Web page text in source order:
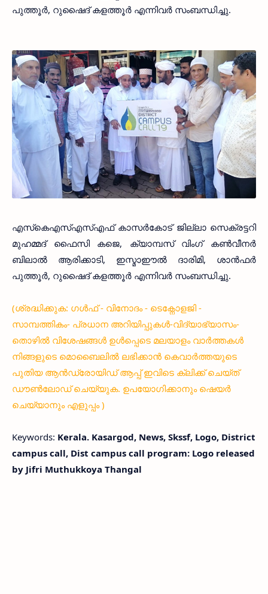
പുത്തൂര്‍, റുഷൈദ് കളത്തൂര്‍ എന്നിവര്‍ സംബന്ധിച്ചു.
എസ്‌കെഎസ്എസ്എഫ് കാസര്‍കോട് ജില്ലാ സെക്രട്ടറി
മുഹമ്മദ് ഫൈസി കജെ, ക്യാമ്പസ് വിംഗ് കണ്‍വീനര്‍
ബിലാല്‍ ആരിക്കാടി, ഇസ്മാഈല്‍ ദാരിമി, ശാന്‍ഫര്‍
പുത്തൂര്‍, റുഷൈദ് കളത്തൂര്‍ എന്നിവര്‍ സംബന്ധിച്ചു.
(ശ്രദ്ധിക്കുക: ഗൾഫ് - വിനോദം - ടെക്നോളജി -
സാമ്പത്തികം- പ്രധാന അറിയിപ്പുകൾ-വിദ്യാഭ്യാസം-
തൊഴിൽ വിശേഷങ്ങൾ ഉൾപ്പെടെ മലയാളം വാർത്തകൾ
നിങ്ങളുടെ മൊബൈലിൽ ലഭിക്കാൻ കെവാർത്തയുടെ
പുതിയ ആൻഡ്രോയിഡ് ആപ്പ് ഇവിടെ ക്ലിക്ക് ചെയ്ത്
ഡൗൺലോഡ് ചെയ്യുക. ഉപയോഗിക്കാനും ഷെയർ
ചെയ്യാനും എളുപ്പം )
Keywords: Kerala. Kasargod, News, Skssf, Logo, District
campus call, Dist campus call program: Logo released
by Jifri Muthukkoya Thangal